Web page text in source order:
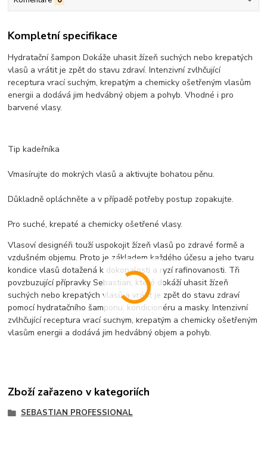
Kompletní specifikace
Hydratační šampon Dokáže uhasit žízeň suchých nebo krepatých
vlasů a vrátit je zpět do stavu zdraví. Intenzivní zvlhčující
receptura vrací suchým, krepatým a chemicky ošetřeným vlasům
energii a dodává jim hedvábný objem a pohyb. Vhodné i pro
barvené vlasy.
Tip kadeřníka
Vmasírujte do mokrých vlasů a aktivujte bohatou pěnu.
Důkladně opláchněte a v případě potřeby postup zopakujte.
Pro suché, krepaté a chemicky ošetřené vlasy.
Vlasoví designéři touží uspokojit žízeň vlasů po zdravé formě a
vzdušném objemu. Proto je základem každého účesu a jeho tvaru
kondice vlasů dotažená k dokonalosti a ryzí rafinovanosti. Tři
povzbuzující přípravky Sebastian, které dokáží uhasit žízeň
suchých nebo krepatých vlasů a vrátit je zpět do stavu zdraví
pomocí hydratačního šamponu, kondicionéru a masky. Intenzivní
zvlhčující receptura vrací suchým, krepatým a chemicky ošetřeným
vlasům energii a dodává jim hedvábný objem a pohyb.
Zboží zařazeno v kategoriích
SEBASTIAN PROFESSIONAL